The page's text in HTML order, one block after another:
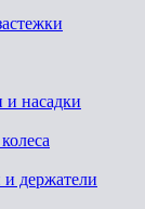
и насадки
держатели